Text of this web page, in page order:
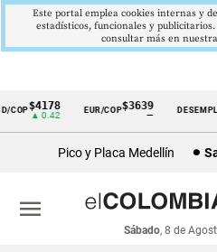
Cintillo
económicos
Colombia
$4178
▲ 0.42
EUR/COP$3639 DESEMPLEO
Pico y Placa Medellín
Sábado, 8 de
menu
Este portal emplea cookies internas y
estadísticos, funcionales y publicitarios.
consultar más en nuestra